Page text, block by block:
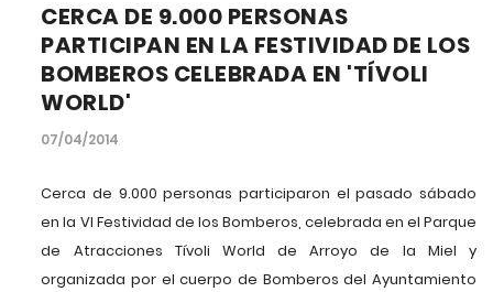
CERCA DE 9.000 PERSONAS
PARTICIPAN EN LA FESTIVIDAD DE LOS
BOMBEROS CELEBRADA EN 'TÍVOLI
WORLD'
07/04/2014
Cerca de 9.000 personas participaron el pasado sábado
en la VI Festividad de los Bomberos, celebrada en el Parque
de Atracciones Tívoli World de Arroyo de la Miel y
organizada por el cuerpo de Bomberos del Ayuntamiento